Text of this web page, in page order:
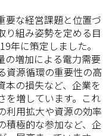
要な経営課題と位置づ
り組み姿勢を定める目
年に策定しました。
の増加による電力需要
資源循環の重要性の高
本の損失など、企業を
を増しています。これ
利用拡大や資源の効率
積極的な参加など、企